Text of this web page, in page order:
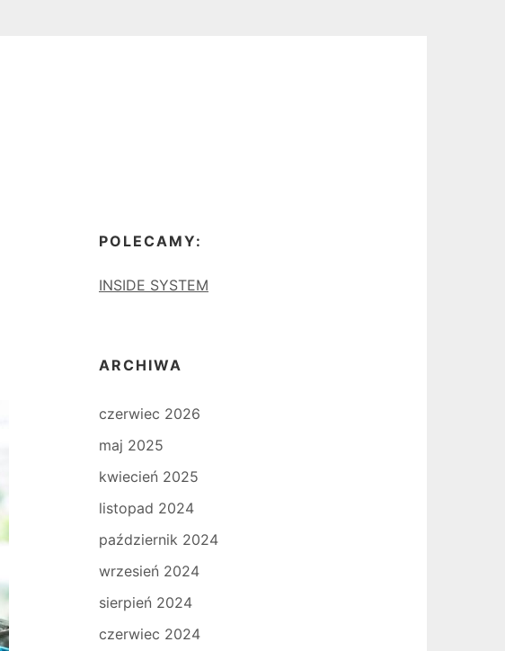
POLECAMY:
INSIDE SYSTEM
ARCHIWA
czerwiec 2026
maj 2025
kwiecień 2025
listopad 2024
październik 2024
wrzesień 2024
sierpień 2024
czerwiec 2024